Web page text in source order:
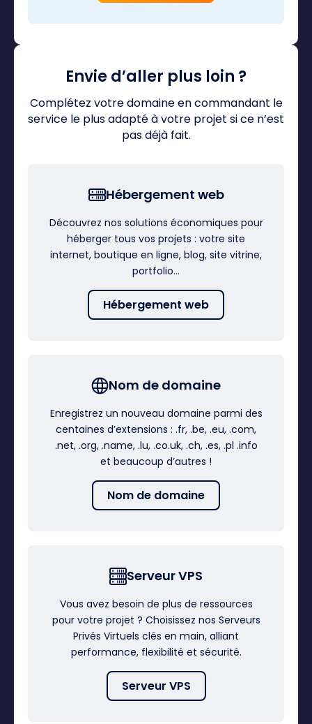
Envie d’aller plus loin ?
Complétez votre domaine en commandant le
service le plus adapté à votre projet si ce n’est
pas déjà fait.
Hébergement web
Découvrez nos solutions économiques pour
héberger tous vos projets : votre site
internet, boutique en ligne, blog, site vitrine,
portfolio…
Hébergement web
Nom de domaine
Enregistrez un nouveau domaine parmi des
centaines d’extensions : .fr, .be, .eu, .com,
.net, .org, .name, .lu, .co.uk, .ch, .es, .pl .info
et beaucoup d’autres !
Nom de domaine
Serveur VPS
Vous avez besoin de plus de ressources
pour votre projet ? Choisissez nos Serveurs
Privés Virtuels clés en main, alliant
performance, flexibilité et sécurité.
Serveur VPS